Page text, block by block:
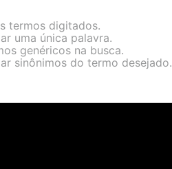
termos digitados.
uma única palavra.
genéricos na busca.
sinônimos do termo desejado.